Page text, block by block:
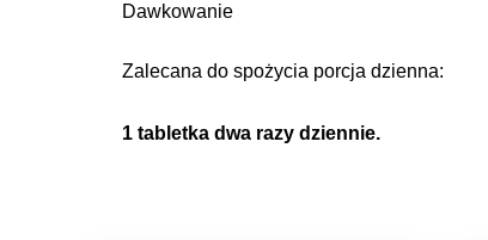
Dawkowanie
Zalecana do spożycia porcja dzienna:
1 tabletka dwa razy dziennie.